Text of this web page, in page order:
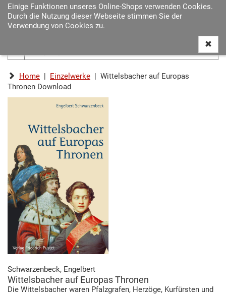
Einige Funktionen unseres Online-Shops verwenden Cookies.
Durch die Nutzung dieser Webseite stimmen Sie der
Verwendung von Cookies zu.
Home | Einzelwerke | Wittelsbacher auf Europas
Thronen Download
Schwarzenbeck, Engelbert
Wittelsbacher auf Europas Thronen
Die Wittelsbacher waren Pfalzgrafen, Herzöge, Kurfürsten und